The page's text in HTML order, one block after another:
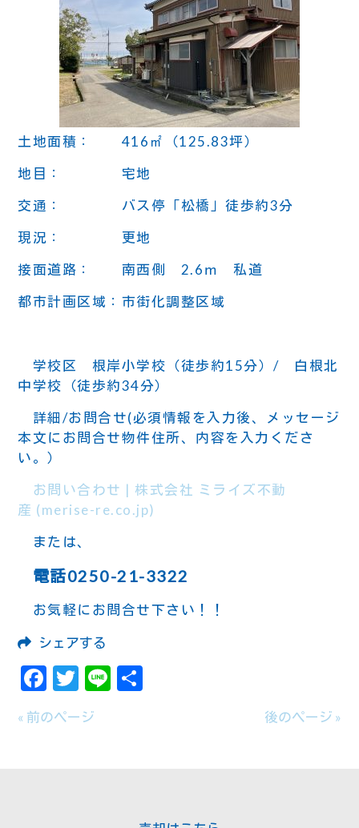
土地面積： 416㎡（125.83坪）
地目： 宅地
交通： バス停「松橋」徒歩約3分
現況： 更地
接面道路： 南西側 2.6ｍ 私道
都市計画区域：市街化調整区域
学校区 根岸小学校（徒歩約15分）/ 白根北
中学校（徒歩約34分）
詳細/お問合せ(必須情報を入力後、メッセージ
本文にお問合せ物件住所、内容を入力くださ
い。）
お問い合わせ | 株式会社 ミライズ不動
産 (merise-re.co.jp)
または、
電話0250-21-3322
お気軽にお問合せ下さい！！
シェアする
Facebook
Twitter
Line
« 前のページ 後のページ »